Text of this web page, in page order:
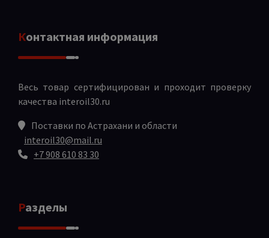
Контактная информация
Весь товар сертифицирован и проходит проверку
качества interoil30.ru
Поставки по Астрахани и области
interoil30@mail.ru
+7 908 610 83 30
Разделы